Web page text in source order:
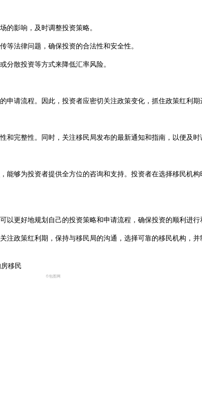
影响，及时调整投资策略。
法律问题，确保投资的合法性和安全性。
散投资等方式来降低汇率风险。
请流程。因此，投资者应密切关注政策变化，抓住政策红利期
完整性。同时，关注移民局发布的最新通知和指南，以便及时
够为投资者提供全方位的咨询和支持。投资者在选择移民机构
更好地规划自己的投资策略和申请流程，确保投资的顺利进行
策红利期，保持与移民局的沟通，选择可靠的移民机构，并
网